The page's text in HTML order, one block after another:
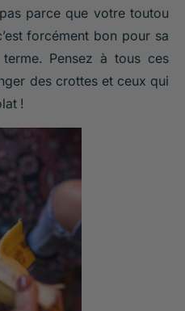
parce que votre toutou
forcément bon pour sa
Pensez à tous ces
des crottes et ceux qui
!